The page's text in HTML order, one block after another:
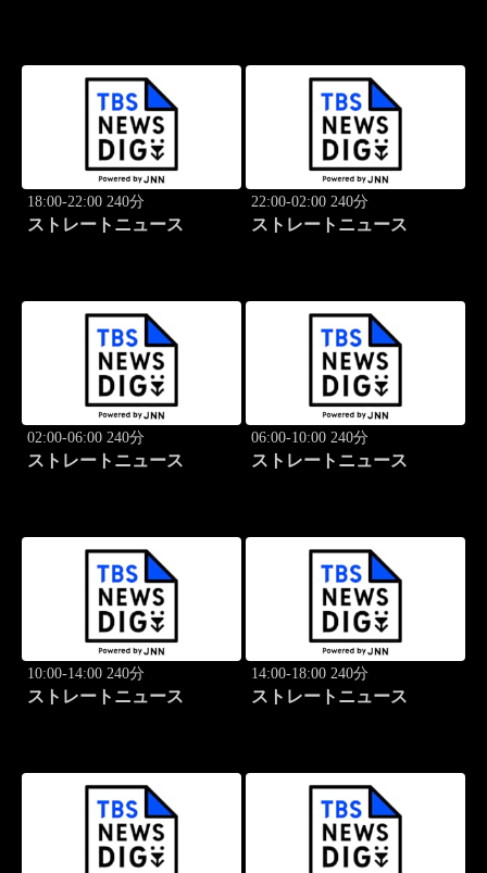
18:00-22:00 240分
ストレートニュース
22:00-02:00 240分
ストレートニュース
02:00-06:00 240分
ストレートニュース
06:00-10:00 240分
ストレートニュース
10:00-14:00 240分
ストレートニュース
14:00-18:00 240分
ストレートニュース